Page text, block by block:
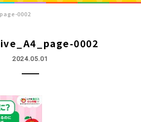
0002
0002
2024.05.01